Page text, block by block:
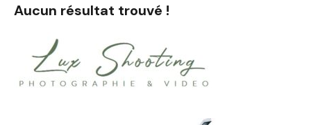
Aucun résultat trouvé !